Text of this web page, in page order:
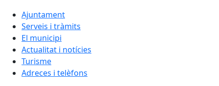
Ajuntament
Serveis i tràmits
El municipi
Actualitat i notícies
Turisme
Adreces i telèfons